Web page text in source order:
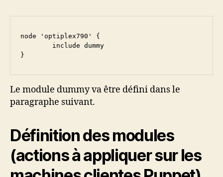
node 'optiplex790' {
}
Le module dummy va être défini dans le
paragraphe suivant.
Définition des modules
(actions à appliquer sur les